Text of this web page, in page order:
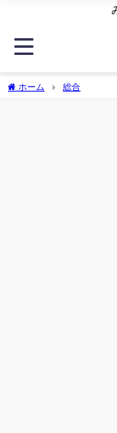
ホーム 総合